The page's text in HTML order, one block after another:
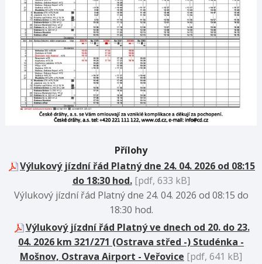
Přílohy
Výlukový jízdní řád Platný dne 24. 04. 2026 od 08:15
do 18:30 hod.[pdf, 633 kB]
Výlukový jízdní řád Platný dne 24. 04. 2026 od 08:15 do
18:30 hod.
Výlukový jízdní řád Platný ve dnech od 20. do 23.
04. 2026 km 321/271 (Ostrava střed -) Studénka -
Mošnov, Ostrava Airport - Veřovice [pdf, 641 kB]